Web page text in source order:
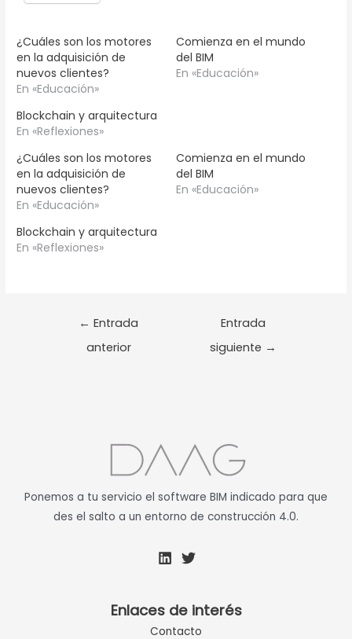
¿Cuáles son los motores
en la adquisición de
nuevos clientes?
En «Educación»
Comienza en el mundo
del BIM
En «Educación»
Blockchain y arquitectura
En «Reflexiones»
¿Cuáles son los motores
en la adquisición de
nuevos clientes?
En «Educación»
Comienza en el mundo
del BIM
En «Educación»
Blockchain y arquitectura
En «Reflexiones»
← Entrada
anterior
Entrada
siguiente →
Ponemos a tu servicio el software BIM indicado para que
des el salto a un entorno de construcción 4.0.
Enlaces de interés
Contacto